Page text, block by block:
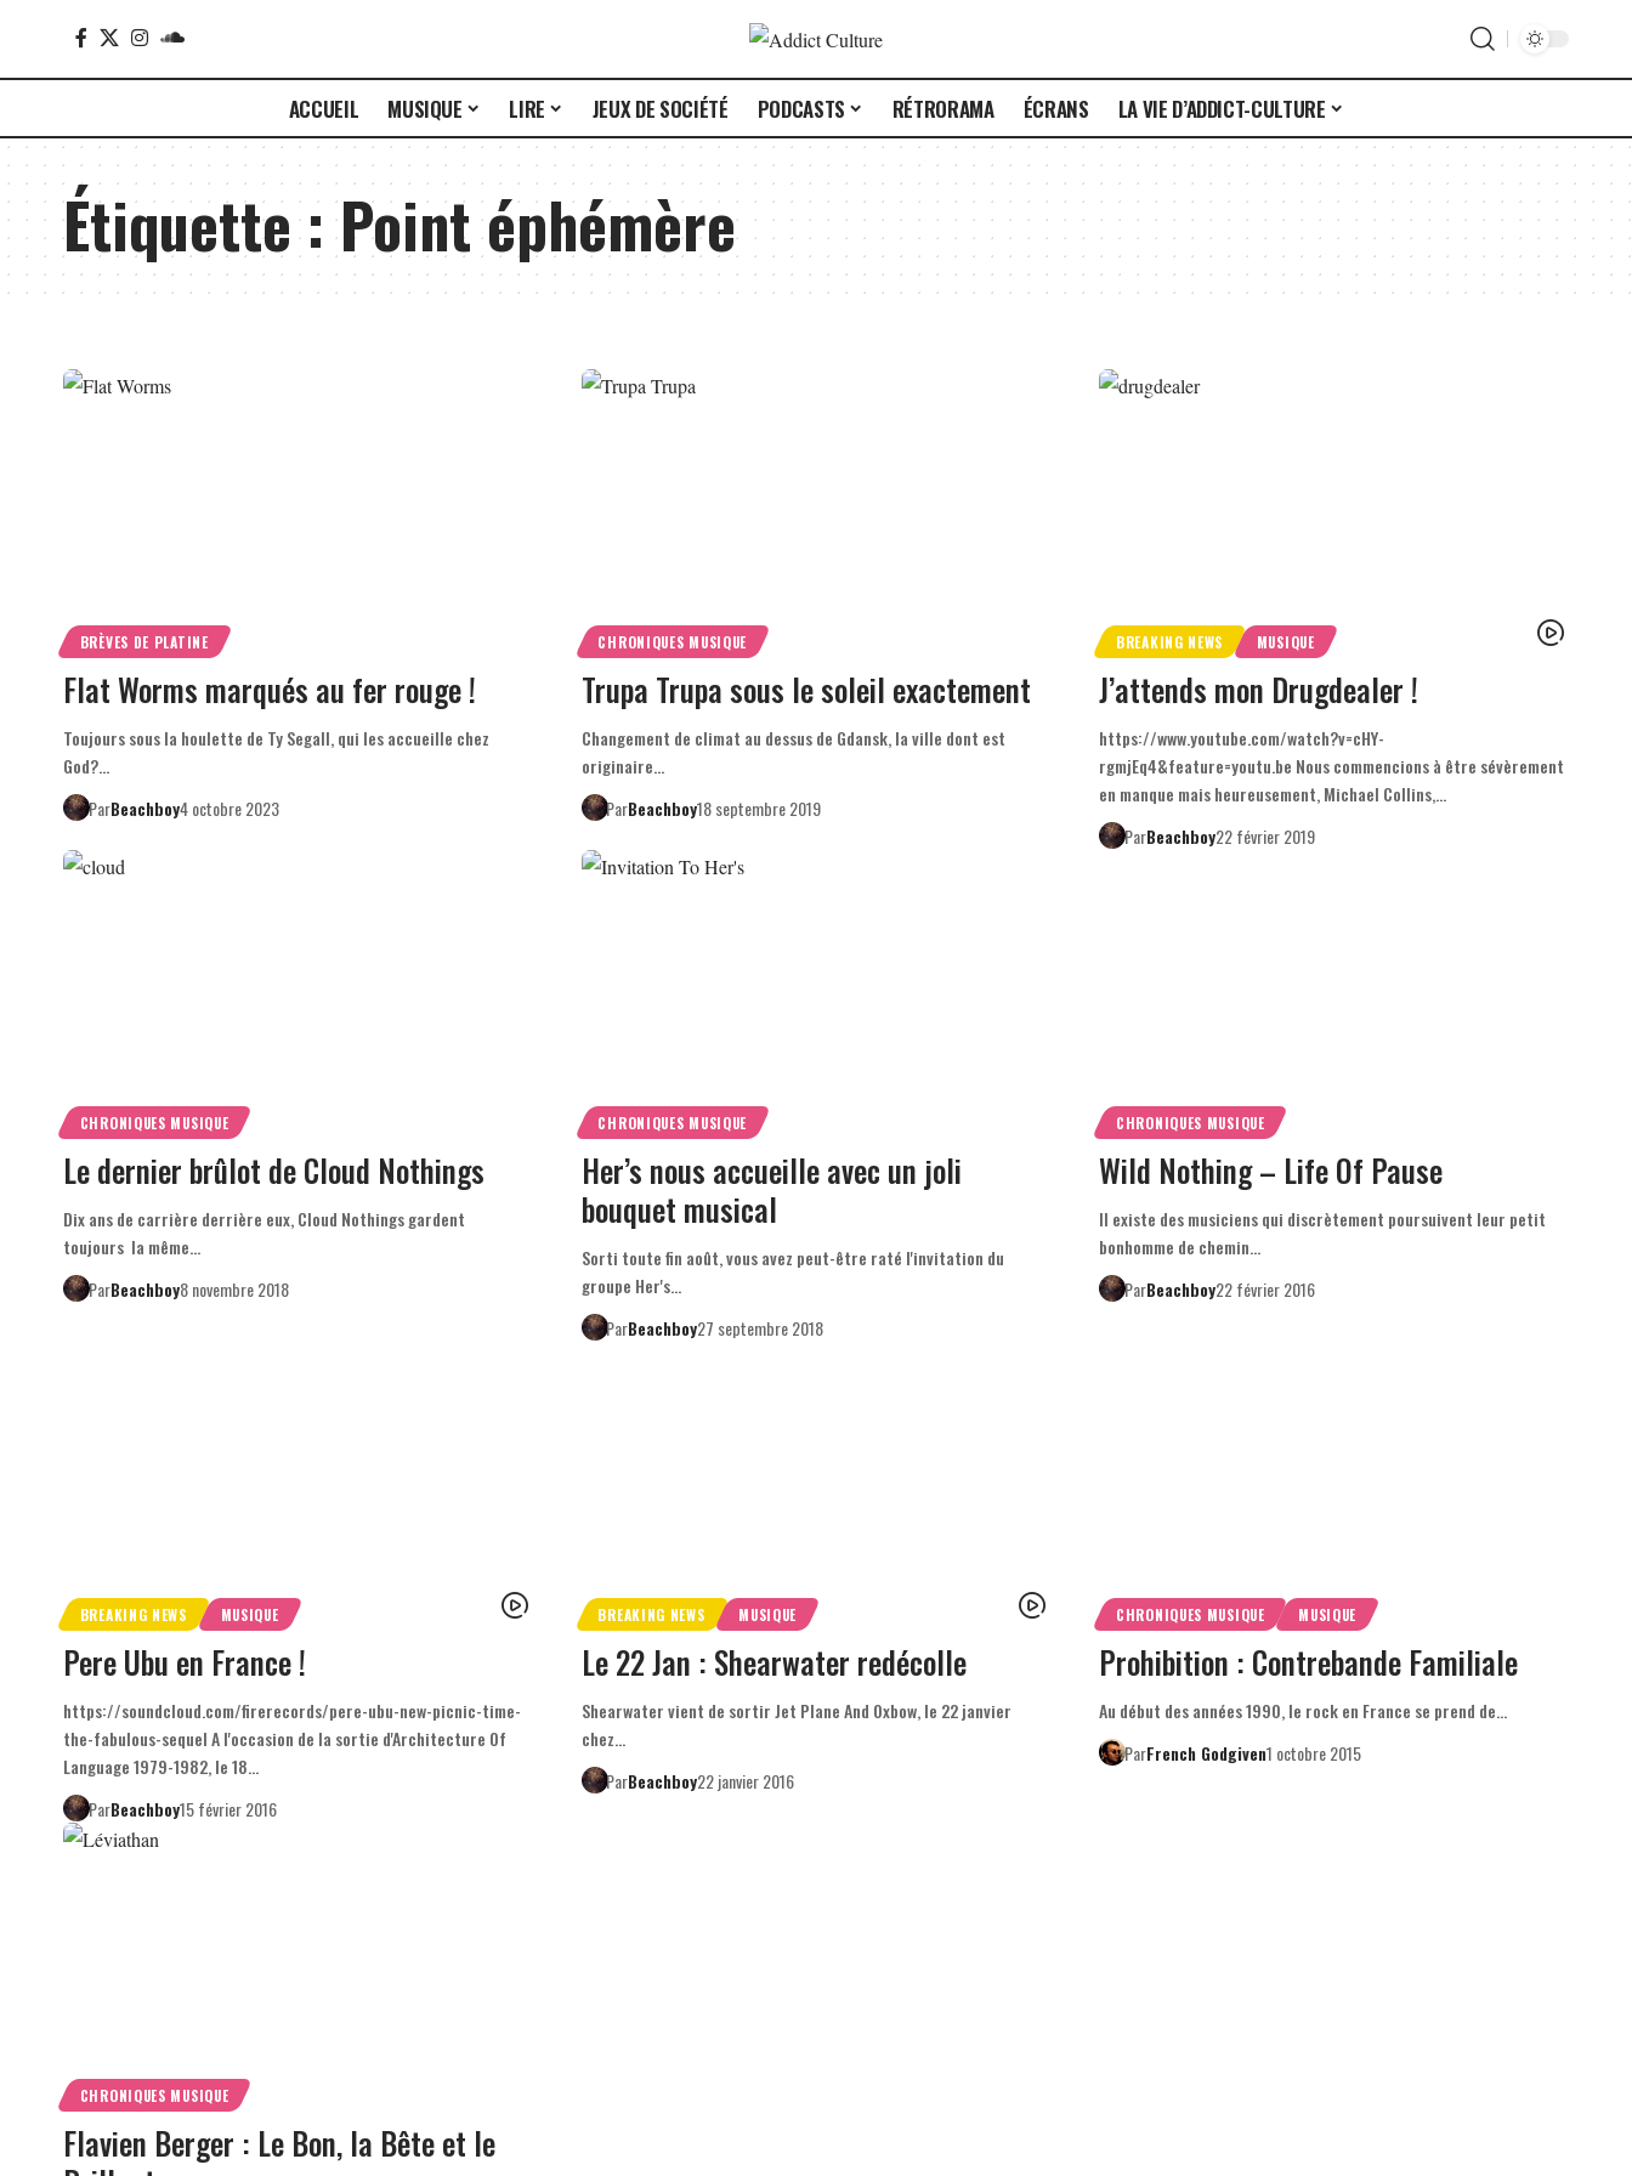
ACCUEIL MUSIQUE LIRE JEUX DE SOCIÉTÉ PODCASTS RÉTRORAMA ÉCRANS LA VIE D’ADDICT-CULTURE
Étiquette :Point éphémère
BRÈVES DE PLATINE
Flat Worms marqués au fer rouge !
Toujours sous la houlette de Ty Segall, qui les accueille chez
God?…
ParBeachboy4 octobre 2023
CHRONIQUES MUSIQUE
Trupa Trupa sous le soleil exactement
Changement de climat au dessus de Gdansk, la ville dont est
originaire…
ParBeachboy18 septembre 2019
BREAKING NEWS MUSIQUE
J’attends mon Drugdealer !
https://www.youtube.com/watch?v=cHY-
rgmjEq4&feature=youtu.be Nous commencions à être sévèrement
en manque mais heureusement, Michael Collins,…
ParBeachboy22 février 2019
CHRONIQUES MUSIQUE
Le dernier brûlot de Cloud Nothings
Dix ans de carrière derrière eux, Cloud Nothings gardent
toujours la même…
ParBeachboy8 novembre 2018
CHRONIQUES MUSIQUE
Her’s nous accueille avec un joli
bouquet musical
Sorti toute fin août, vous avez peut-être raté l'invitation du
groupe Her's…
ParBeachboy27 septembre 2018
CHRONIQUES MUSIQUE
Wild Nothing – Life Of Pause
Il existe des musiciens qui discrètement poursuivent leur petit
bonhomme de chemin…
ParBeachboy22 février 2016
BREAKING NEWS MUSIQUE
Pere Ubu en France !
https://soundcloud.com/firerecords/pere-ubu-new-picnic-time-
the-fabulous-sequel A l'occasion de la sortie d'Architecture Of
Language 1979-1982, le 18…
ParBeachboy15 février 2016
BREAKING NEWS MUSIQUE
Le 22 Jan : Shearwater redécolle
Shearwater vient de sortir Jet Plane And Oxbow, le 22 janvier
chez…
ParBeachboy22 janvier 2016
CHRONIQUES MUSIQUE MUSIQUE
Prohibition : Contrebande Familiale
Au début des années 1990, le rock en France se prend de…
ParFrench Godgiven1 octobre 2015
CHRONIQUES MUSIQUE
Flavien Berger : Le Bon, la Bête et le